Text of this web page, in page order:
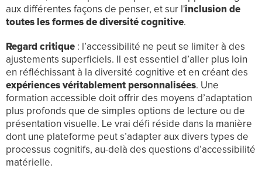
aux différentes façons de penser, et sur l'inclusion de
toutes les formes de diversité cognitive.
Regard critique : l’accessibilité ne peut se limiter à des
ajustements superficiels. Il est essentiel d’aller plus loin
en réfléchissant à la diversité cognitive et en créant des
expériences véritablement personnalisées. Une
formation accessible doit offrir des moyens d’adaptation
plus profonds que de simples options de lecture ou de
présentation visuelle. Le vrai défi réside dans la manière
dont une plateforme peut s’adapter aux divers types de
processus cognitifs, au-delà des questions d’accessibilité
matérielle.